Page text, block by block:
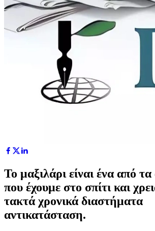
Το μαξιλάρι είναι ένα από τα
που έχουμε στο σπίτι και
τακτά χρονικά διαστήματα
αντικατάσταση.